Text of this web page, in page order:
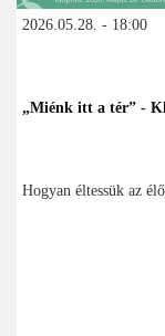
2026.05.28. - 18:00
„Miénk itt a tér” -
Hogyan éltessük az